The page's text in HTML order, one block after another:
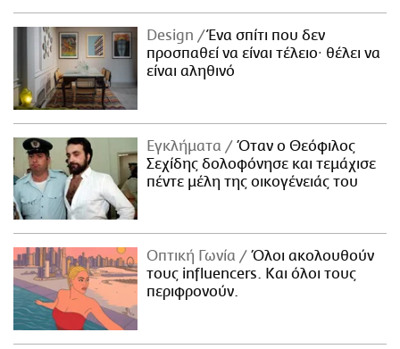
Design
Ένα σπίτι που δεν
προσπαθεί να είναι τέλειο· θέλει να
είναι αληθινό
Εγκλήματα
Όταν ο Θεόφιλος
Σεχίδης δολοφόνησε και τεμάχισε
πέντε μέλη της οικογένειάς του
Οπτική Γωνία
Όλοι ακολουθούν
τους influencers. Και όλοι τους
περιφρονούν.